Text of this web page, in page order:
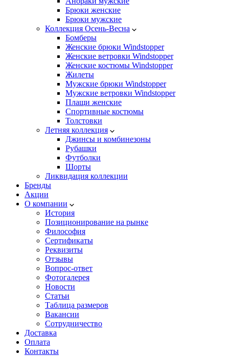
Брюки женские
Брюки мужские
Коллекция Осень-Весна
Бомберы
Женские брюки Windstopper
Женские ветровки Windstopper
Женские костюмы Windstopper
Жилеты
Мужские брюки Windstopper
Мужские ветровки Windstopper
Плащи женские
Спортивные костюмы
Толстовки
Летняя коллекция
Джинсы и комбинезоны
Рубашки
Футболки
Шорты
Ликвидация коллекции
Бренды
Акции
О компании
История
Позиционирование на рынке
Философия
Сертификаты
Реквизиты
Отзывы
Вопрос-ответ
Фотогалерея
Новости
Статьи
Таблица размеров
Вакансии
Сотрудничество
Доставка
Оплата
Контакты